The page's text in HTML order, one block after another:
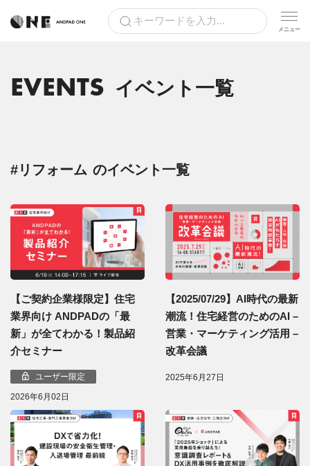
EVENTS イベント一覧
#リフォーム のイベント一覧
【ご契約企業様限定】住宅
業界向け ANDPADの「最
新」が全てわかる！製品紹
介セミナー
ユーザー限定
2026年6月02日
【2025/07/29】AI時代の最新
潮流！住宅経営のためのAI –
営業・マーケティング活用 –
改革会議
2025年6月27日